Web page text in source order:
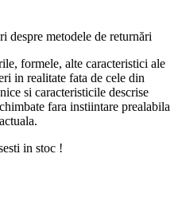
despre metodele de returnări
formele, alte caracteristici ale
in realitate fata de cele din
si caracteristicile descrise
fara instiintare prealabila
in stoc !